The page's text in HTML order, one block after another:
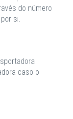
do número
si.
caso o